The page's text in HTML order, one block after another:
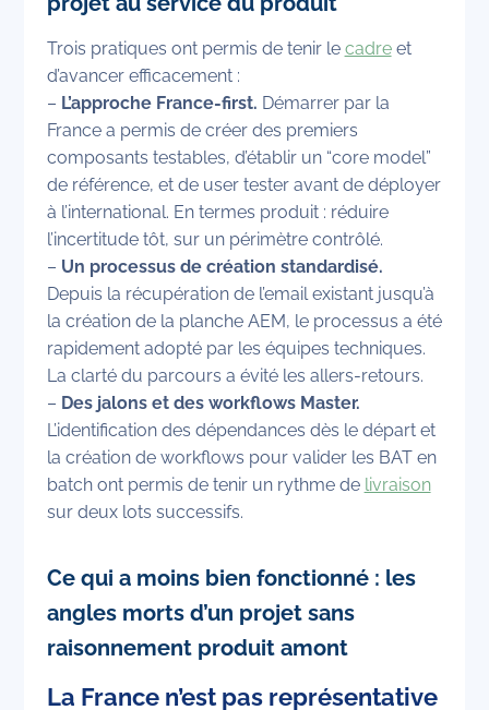
Trois pratiques ont permis de tenir le cadreet
d’avancer efficacement :
– L’approche France-first. Démarrer par la
France a permis de créer des premiers
composants testables, d’établir un “core model”
de référence, et de user tester avant de déployer
à l’international. En termes produit : réduire
l’incertitude tôt, sur un périmètre contrôlé.
– Un processus de création standardisé.
Depuis la récupération de l’email existant jusqu’à
la création de la planche AEM, le processus a été
rapidement adopté par les équipes techniques.
La clarté du parcours a évité les allers-retours.
– Des jalons et des workflows Master.
L’identification des dépendances dès le départ et
la création de workflows pour valider les BAT en
batch ont permis de tenir un rythme de livraison
sur deux lots successifs.
Ce qui a moins bien fonctionné : les
angles morts d’un projet sans
raisonnement produit amont
La France n’est pas représentative